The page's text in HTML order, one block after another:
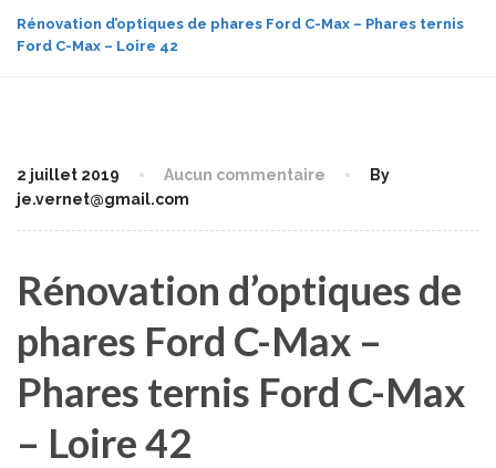
Rénovation d’optiques de phares Ford C-Max – Phares ternis
Ford C-Max – Loire 42
2 juillet 2019 Aucun commentaire
By
je.vernet@gmail.com
Rénovation d’optiques de
phares Ford C-Max –
Phares ternis Ford C-Max
– Loire 42